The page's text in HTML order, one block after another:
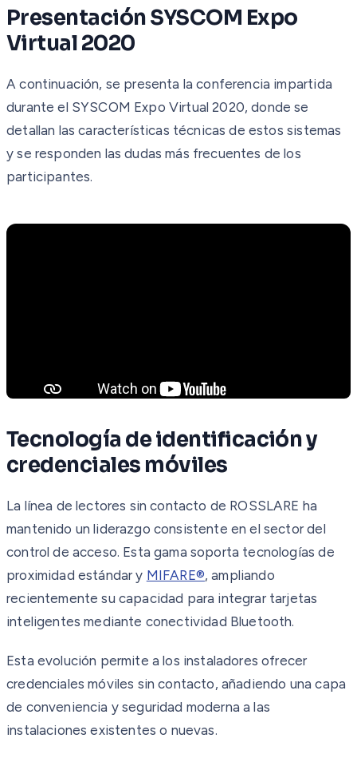
Presentación SYSCOM Expo
Virtual 2020
A continuación, se presenta la conferencia impartida
durante el SYSCOM Expo Virtual 2020, donde se
detallan las características técnicas de estos sistemas
y se responden las dudas más frecuentes de los
participantes.
Tecnología de identificación y
credenciales móviles
La línea de lectores sin contacto de ROSSLARE ha
mantenido un liderazgo consistente en el sector del
control de acceso. Esta gama soporta tecnologías de
proximidad estándar y MIFARE®, ampliando
recientemente su capacidad para integrar tarjetas
inteligentes mediante conectividad Bluetooth.
Esta evolución permite a los instaladores ofrecer
credenciales móviles sin contacto, añadiendo una capa
de conveniencia y seguridad moderna a las
instalaciones existentes o nuevas.